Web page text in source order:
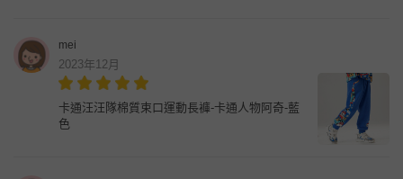
mei
2023年12月
卡通汪汪隊棉質束口運動長褲-卡通人物阿奇-藍
色